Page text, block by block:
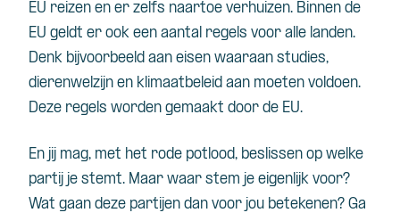
EU reizen en er zelfs naartoe verhuizen. Binnen de
EU geldt er ook een aantal regels voor alle landen.
Denk bijvoorbeeld aan eisen waaraan studies,
dierenwelzijn en klimaatbeleid aan moeten voldoen.
Deze regels worden gemaakt door de EU.
En jij mag, met het rode potlood, beslissen op welke
partij je stemt. Maar waar stem je eigenlijk voor?
Wat gaan deze partijen dan voor jou betekenen? Ga